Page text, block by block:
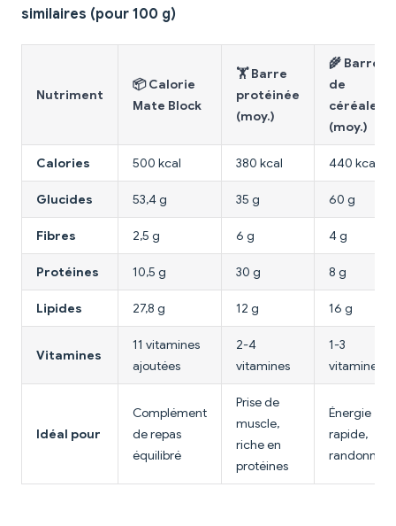
similaires (pour 100 g)
Nutriment
📦 Calorie
Mate Block
🏋️ Barre
protéinée
(moy.)
🌾 Barre
de
céréales
(moy.)
Calories 500 kcal 380 kcal 440 kcal
Glucides 53,4 g 35 g 60 g
Fibres 2,5 g 6 g 4 g
Protéines 10,5 g 30 g 8 g
Lipides 27,8 g 12 g 16 g
Vitamines
11 vitamines
ajoutées
2-4
vitamines
1-3
vitamines
Idéal pour
Complément
de repas
équilibré
Prise de
muscle,
riche en
protéines
Énergie
rapide,
randonnée